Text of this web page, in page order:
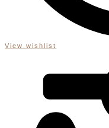
View wishlist